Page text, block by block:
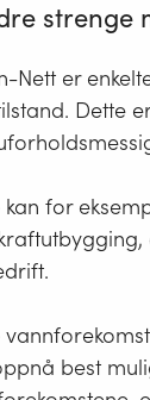
strenge
Nett er
Dette
kan for
best